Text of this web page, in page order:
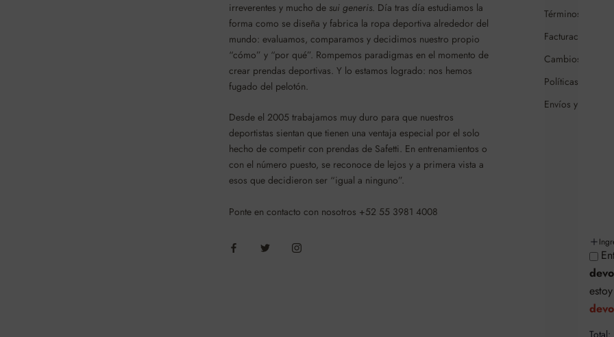
irreverentes y mucho de sui generis. Día tras día estudiamos la
forma como se diseña y fabrica la ropa deportiva alrededor del
mundo: evaluamos, comparamos y decidimos nuestro propio
“cómo” y “por qué”. Rompemos paradigmas en el momento de
crear prendas deportivas. Y lo estamos logrado: nos hemos
fugado del pelotón.
Desde el 2005 trabajamos muy duro para que nuestros
deportistas sientan que tienen una ventaja especial por el solo
hecho de competir con prendas de Safetti. En entrenamientos o
con el número puesto, se reconoce de lejos y a primera vista a
esos que decidieron ser “igual a ninguno”.
Ponte en contacto con nosotros +52 55 3981 4008
Términos y
Facturación
Cambios y/o
Políticas de
Envíos y entregas
Total: